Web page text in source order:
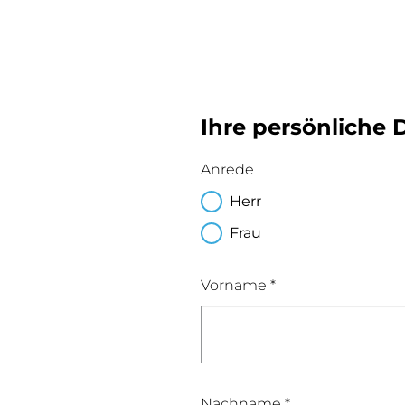
Ihre persönliche
Anrede
Herr
Frau
Vorname *